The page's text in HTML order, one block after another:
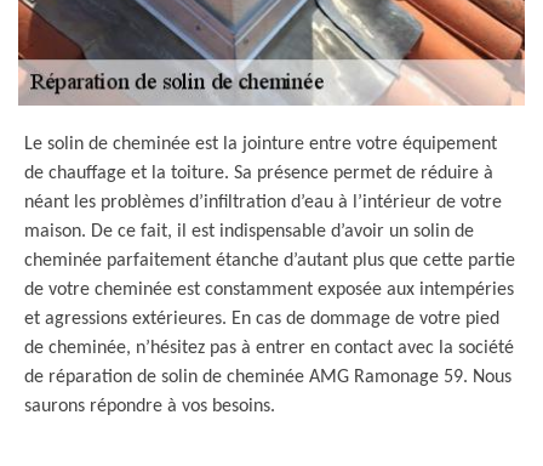
Le solin de cheminée est la jointure entre votre équipement
de chauffage et la toiture. Sa présence permet de réduire à
néant les problèmes d’infiltration d’eau à l’intérieur de votre
maison. De ce fait, il est indispensable d’avoir un solin de
cheminée parfaitement étanche d’autant plus que cette partie
de votre cheminée est constamment exposée aux intempéries
et agressions extérieures. En cas de dommage de votre pied
de cheminée, n’hésitez pas à entrer en contact avec la société
de réparation de solin de cheminée AMG Ramonage 59. Nous
saurons répondre à vos besoins.